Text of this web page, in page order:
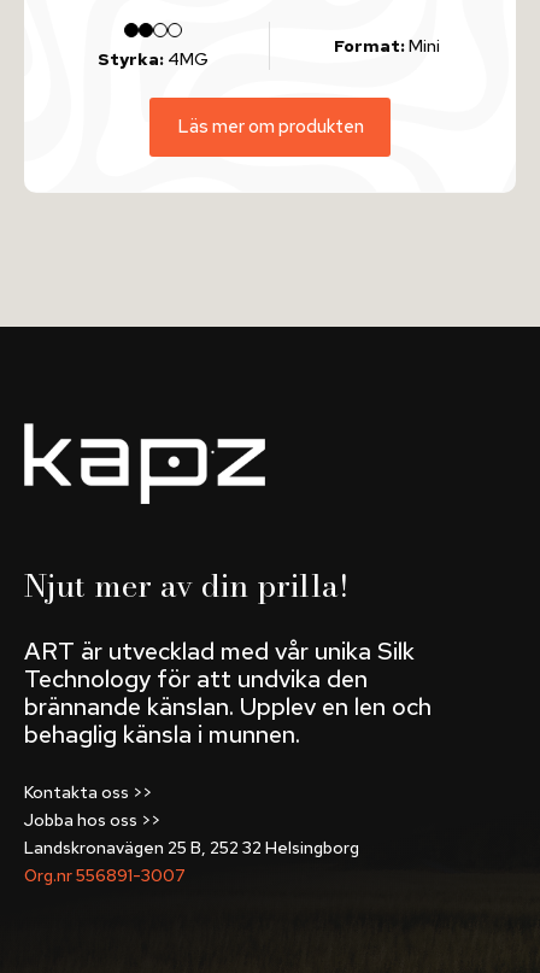
Styrka: 4MG
Format:Mini
Läs mer om produkten
Njut mer av din prilla!
ART är utvecklad med vår unika Silk
Technology för att undvika den
brännande känslan. Upplev en len och
behaglig känsla i munnen.
Kontakta oss >>
Jobba hos oss >>
Landskronavägen 25 B, 252 32 Helsingborg
Org.nr 556891-3007